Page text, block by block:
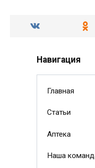
Навигация
Главная
Статьи
Аптека
Наша